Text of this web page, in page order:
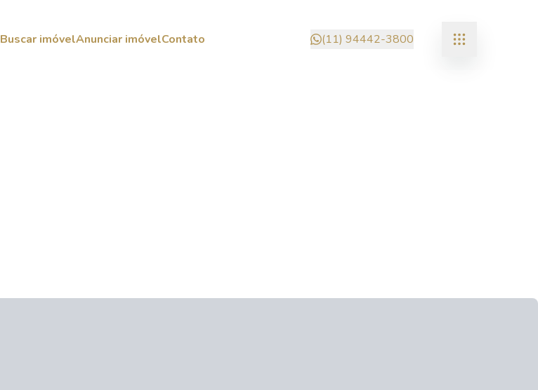
Buscar imóvelAnunciar imóvelContato (11) 94442-3800